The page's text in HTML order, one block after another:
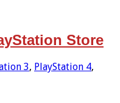
Store
3, PlayStation 4,